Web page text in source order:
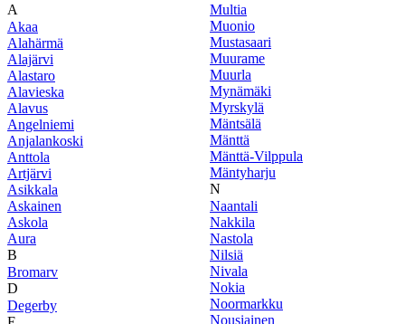
A
Akaa
Alahärmä
Alajärvi
Alastaro
Alavieska
Alavus
Angelniemi
Anjalankoski
Anttola
Artjärvi
Asikkala
Askainen
Askola
Aura
B
Bromarv
D
Degerby
Multia
Muonio
Mustasaari
Muurame
Muurla
Mynämäki
Myrskylä
Mäntsälä
Mänttä
Mänttä-Vilppula
Mäntyharju
N
Naantali
Nakkila
Nastola
Nilsiä
Nivala
Nokia
Noormarkku
Nousiainen